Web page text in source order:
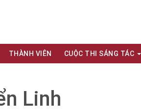
THÀNH VIÊN CUỘC THI SÁNG TÁC
Linh